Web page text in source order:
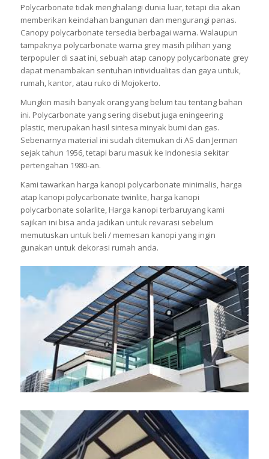
Polycarbonate tidak menghalangi dunia luar, tetapi dia akan
memberikan keindahan bangunan dan mengurangi panas.
Canopy polycarbonate tersedia berbagai warna. Walaupun
tampaknya polycarbonate warna grey masih pilihan yang
terpopuler di saat ini, sebuah atap canopy polycarbonate grey
dapat menambakan sentuhan intividualitas dan gaya untuk,
rumah, kantor, atau ruko di Mojokerto.
Mungkin masih banyak orang yang belum tau tentang bahan
ini. Polycarbonate yang sering disebut juga eningeering
plastic, merupakan hasil sintesa minyak bumi dan gas.
Sebenarnya material ini sudah ditemukan di AS dan Jerman
sejak tahun 1956, tetapi baru masuk ke Indonesia sekitar
pertengahan 1980-an.
Kami tawarkan harga kanopi polycarbonate minimalis, harga
atap kanopi polycarbonate twinlite, harga kanopi
polycarbonate solarlite, Harga kanopi terbaruyang kami
sajikan ini bisa anda jadikan untuk revarasi sebelum
memutuskan untuk beli / memesan kanopi yang ingin
gunakan untuk dekorasi rumah anda.